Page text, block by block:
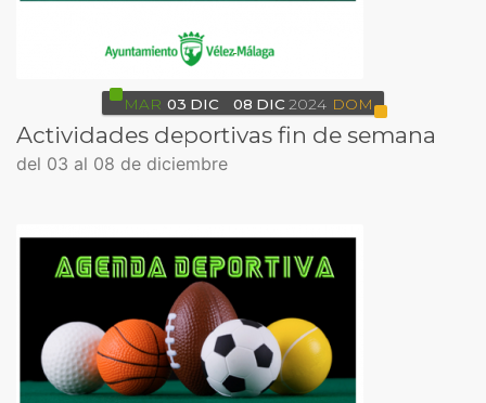
MAR 03 DIC 08 DIC 2024 DOM
Actividades deportivas fin de semana
del 03 al 08 de diciembre